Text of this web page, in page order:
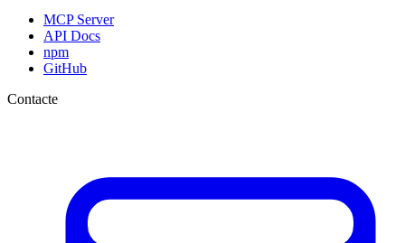
MCP Server
API Docs
npm
GitHub
Contacte